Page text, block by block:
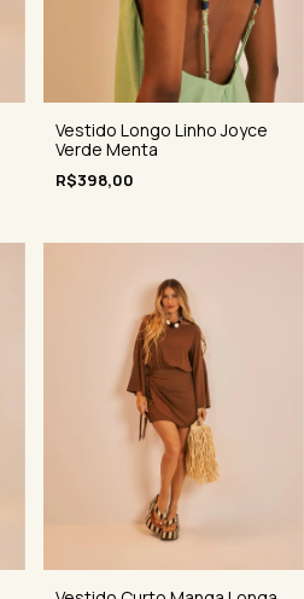
Vestido Longo Linho Joyce
Verde Menta
R$398,00